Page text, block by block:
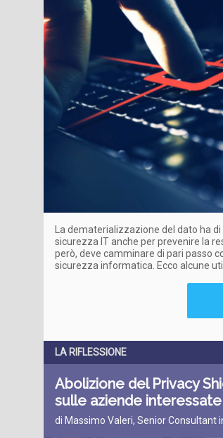
La dematerializzazione del dato ha
sicurezza IT anche per prevenire la
però, deve camminare di pari passo
sicurezza informatica. Ecco alcune
LA RIFLESSIONE
Abolizione del Privacy
sulle aziende interessate
di Massimo Valeri, Senior